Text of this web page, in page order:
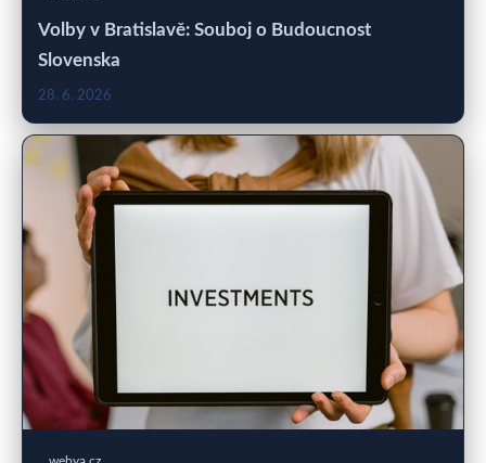
Volby v Bratislavě: Souboj o Budoucnost
Slovenska
28. 6. 2026